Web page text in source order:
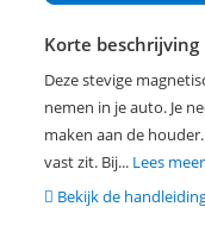
Korte beschrijving
Deze stevige
nemen in je auto. Je
maken aan de
vast zit. Bij... Lees meer
Bekijk de